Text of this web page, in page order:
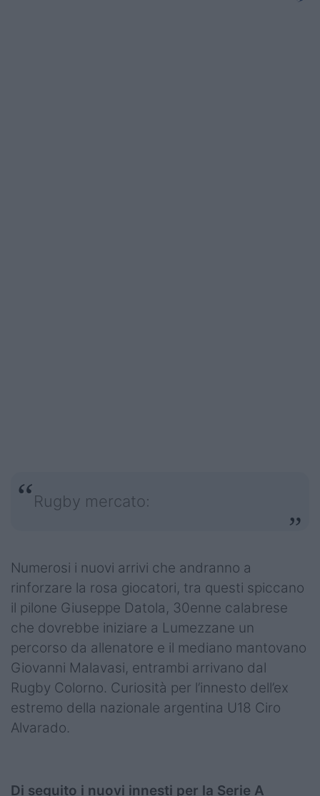
Rugby mercato:
Numerosi i nuovi arrivi che andranno a
rinforzare la rosa giocatori, tra questi spiccano
il pilone Giuseppe Datola, 30enne calabrese
che dovrebbe iniziare a Lumezzane un
percorso da allenatore e il mediano mantovano
Giovanni Malavasi, entrambi arrivano dal
Rugby Colorno. Curiosità per l’innesto dell’ex
estremo della nazionale argentina U18 Ciro
Alvarado.
Di seguito i nuovi innesti per la Serie A